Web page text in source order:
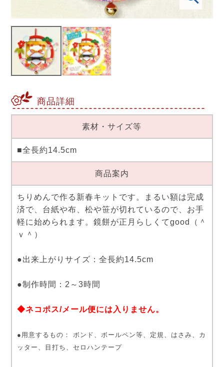
商品詳細
素材・サイズ等
■全長約14.5cm
商品案内
ちりめんで作る新春キットです。まるい額は完成
済で、台紙や布、松や笹が切れているので、お手
軽に始められます。鏡餅が正月らしくてgood（＾
ｖ＾）
●出来上がりサイズ：全長約14.5cm
●制作時間：2～3時間
◆ネコポス/メール便には入りません。
●用意するもの： ボンド、ボールペン等、定規、はさみ、カ
ッター、目打ち、セロハンテープ